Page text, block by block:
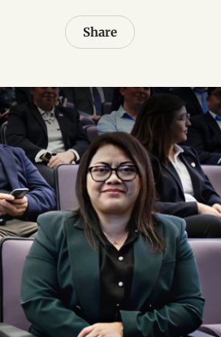
Share